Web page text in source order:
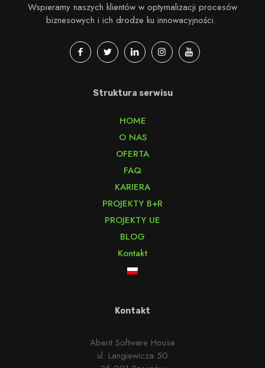
Wspieramy naszych klientów w optymalizacji procesów
biznesowych i ich drodze ku innowacyjności.
Struktura serwisu
HOME
O NAS
OFERTA
FAQ
KARIERA
PROJEKTY B+R
PROJEKTY UE
BLOG
Kontakt
Kontakt
Aberit Software House
ul. Langiewicza 50